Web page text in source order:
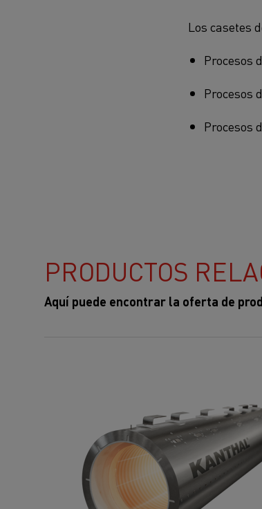
Los casetes
Procesos
Procesos
Procesos
PRODUCTOS
Aquí puede encontrar la oferta de